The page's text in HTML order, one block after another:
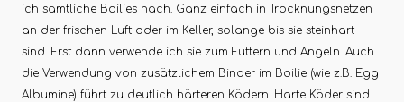
ich sämtliche Boilies nach. Ganz einfach in Trocknungsnetzen
an der frischen Luft oder im Keller, solange bis sie steinhart
sind. Erst dann verwende ich sie zum Füttern und Angeln. Auch
die Verwendung von zusätzlichem Binder im Boilie (wie z.B. Egg
Albumine) führt zu deutlich härteren Ködern. Harte Köder sind